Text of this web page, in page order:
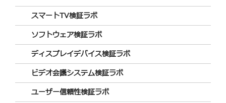
スマートTV検証ラボ
ソフトウェア検証ラボ
ディスプレイデバイス検証ラボ
ビデオ会議システム検証ラボ
ユーザー信頼性検証ラボ